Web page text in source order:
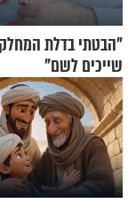
"הבטתי בדלת
שייכים לשם"